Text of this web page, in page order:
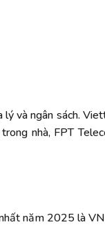
và ngân sách.
nhà, FPT
năm 2025 là